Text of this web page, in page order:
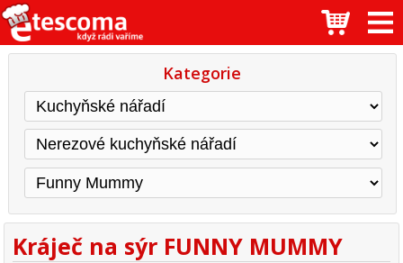
Kategorie
Kráječ na sýr FUNNY MUMMY